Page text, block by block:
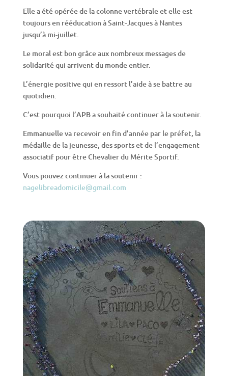
Elle a été opérée de la colonne vertébrale et elle est
toujours en rééducation à Saint-Jacques à Nantes
jusqu’à mi-juillet.
Le moral est bon grâce aux nombreux messages de
solidarité qui arrivent du monde entier.
L’énergie positive qui en ressort l’aide à se battre au
quotidien.
C’est pourquoi l’APB a souhaité continuer à la soutenir.
Emmanuelle va recevoir en fin d’année par le préfet, la
médaille de la jeunesse, des sports et de l’engagement
associatif pour être Chevalier du Mérite Sportif.
Vous pouvez continuer à la soutenir :
nagelibreadomicile@gmail.com